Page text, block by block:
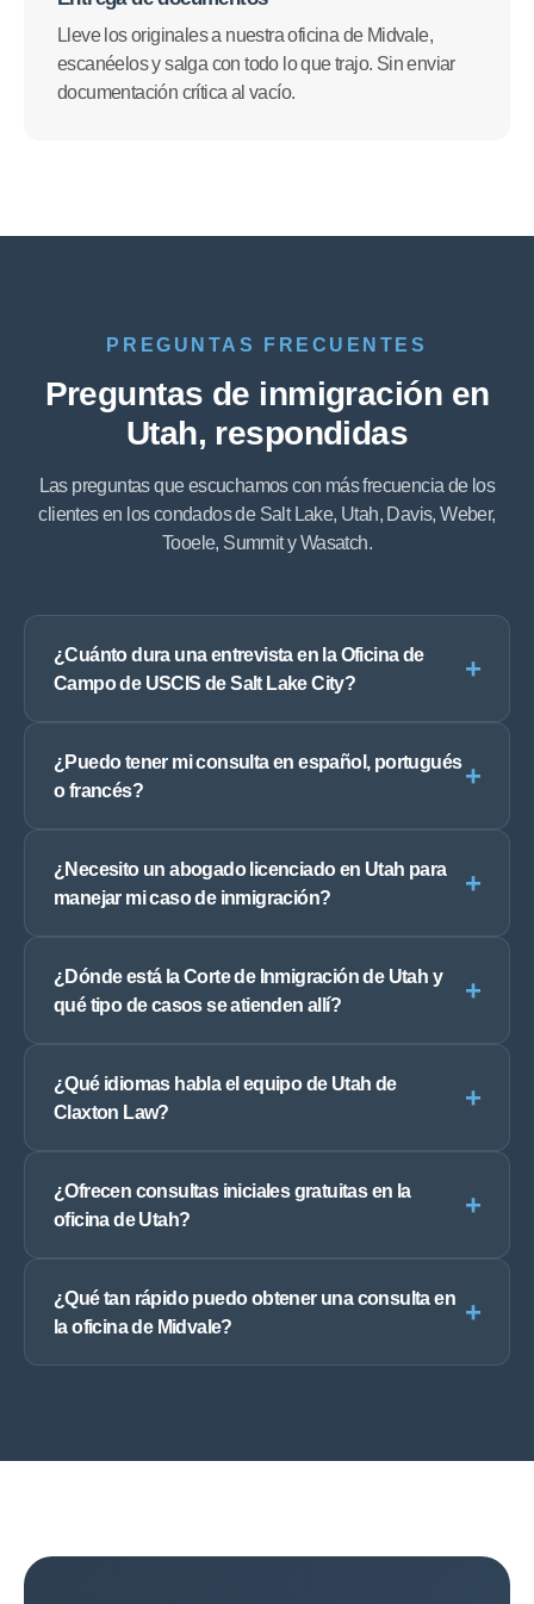
Lleve los originales a nuestra oficina de Midvale,
escanéelos y salga con todo lo que trajo. Sin enviar
documentación crítica al vacío.
PREGUNTAS FRECUENTES
Preguntas de inmigración en
Utah, respondidas
Las preguntas que escuchamos con más frecuencia de los
clientes en los condados de Salt Lake, Utah, Davis, Weber,
Tooele, Summit y Wasatch.
¿Cuánto dura una entrevista en la Oficina de
Campo de USCIS de Salt Lake City?
+
¿Puedo tener mi consulta en español, portugués
o francés?
+
¿Necesito un abogado licenciado en Utah para
manejar mi caso de inmigración?
+
¿Dónde está la Corte de Inmigración de Utah y
qué tipo de casos se atienden allí?
+
¿Qué idiomas habla el equipo de Utah de
Claxton Law?
+
¿Ofrecen consultas iniciales gratuitas en la
oficina de Utah?
+
¿Qué tan rápido puedo obtener una consulta en
la oficina de Midvale?
+